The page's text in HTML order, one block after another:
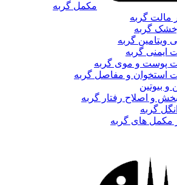
مکمل گربه
مالت گربه
گربه
ویتامین گربه
ایمنی گربه
پوست و موی گربه
استخوان و مفاصل گربه
و بیوتین
و اصلاح رفتار گربه
گربه
مکمل های گربه